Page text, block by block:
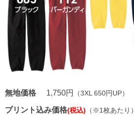
無地価格 1,750円 （3XL 650円UP）
プリント込み価格(税込) （※1枚あたり）